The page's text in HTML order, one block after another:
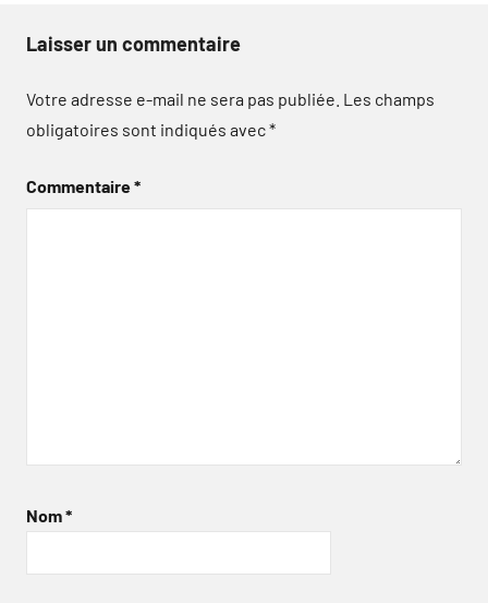
Laisser un commentaire
Votre adresse e-mail ne sera pas publiée. Les champs
obligatoires sont indiqués avec*
Commentaire*
Nom*